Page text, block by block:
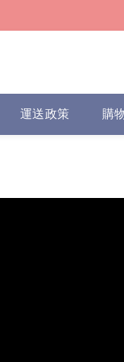
訂單可供取貨/發貨後會
訂單可供取貨/發貨後會
運送政策 購